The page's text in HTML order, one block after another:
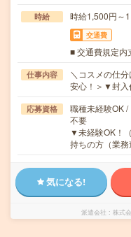
時給 時給1,500円～
交通費
■ 交通費規定内
仕事内容
＼コスメの仕
安心！＞▼封
応募資格
職種未経験OK
不要
▼未経験OK！
持ちの方（業
気になる!
派遣会社 株式